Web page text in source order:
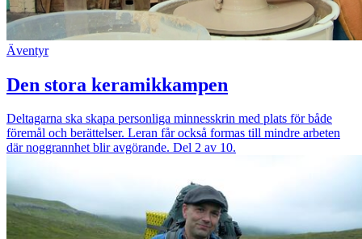
Äventyr
Den stora keramikkampen
Deltagarna ska skapa personliga minnesskrin med plats för både
föremål och berättelser. Leran får också formas till mindre arbeten
där noggrannhet blir avgörande. Del 2 av 10.